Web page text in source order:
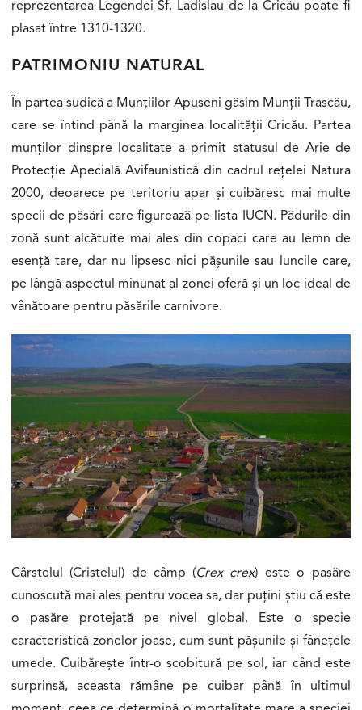
reprezentarea Legendei Sf. Ladislau de la Cricău poate fi
plasat între 1310-1320.
PATRIMONIU NATURAL
În partea sudică a Munțiilor Apuseni găsim Munții Trascău,
care se întind până la marginea localității Cricău. Partea
munților dinspre localitate a primit statusul de Arie de
Protecție Apecială Avifaunistică din cadrul rețelei Natura
2000, deoarece pe teritoriu apar și cuibăresc mai multe
specii de păsări care figurează pe lista IUCN. Pădurile din
zonă sunt alcătuite mai ales din copaci care au lemn de
esență tare, dar nu lipsesc nici pășunile sau luncile care,
pe lângă aspectul minunat al zonei oferă și un loc ideal de
vânătoare pentru păsările carnivore.
Cârstelul (Cristelul) de câmp (Crex crex) este o pasăre
cunoscută mai ales pentru vocea sa, dar puțini știu că este
o pasăre protejată pe nivel global. Este o specie
caracteristică zonelor joase, cum sunt pășunile și fânețele
umede. Cuibărește într-o scobitură pe sol, iar când este
surprinsă, aceasta rămâne pe cuibar până în ultimul